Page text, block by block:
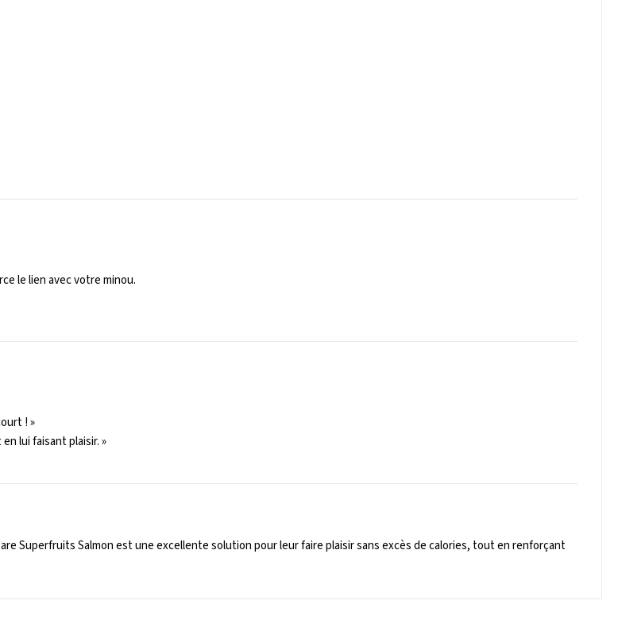
le lien avec votre minou.
! »
lui faisant plaisir. »
Superfruits Salmonest une excellente solution pour leur faire plaisir sans excès de calories, tout en renforçant